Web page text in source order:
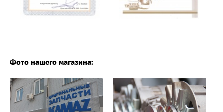
Фото нашего магазина: